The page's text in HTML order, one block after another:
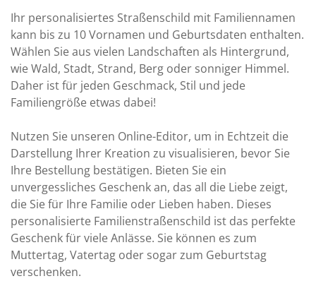
Ihr personalisiertes Straßenschild mit Familiennamen
kann bis zu 10 Vornamen und Geburtsdaten enthalten.
Wählen Sie aus vielen Landschaften als Hintergrund,
wie Wald, Stadt, Strand, Berg oder sonniger Himmel.
Daher ist für jeden Geschmack, Stil und jede
Familiengröße etwas dabei!
Nutzen Sie unseren Online-Editor, um in Echtzeit die
Darstellung Ihrer Kreation zu visualisieren, bevor Sie
Ihre Bestellung bestätigen. Bieten Sie ein
unvergessliches Geschenk an, das all die Liebe zeigt,
die Sie für Ihre Familie oder Lieben haben. Dieses
personalisierte Familienstraßenschild ist das perfekte
Geschenk für viele Anlässe. Sie können es zum
Muttertag, Vatertag oder sogar zum Geburtstag
verschenken.